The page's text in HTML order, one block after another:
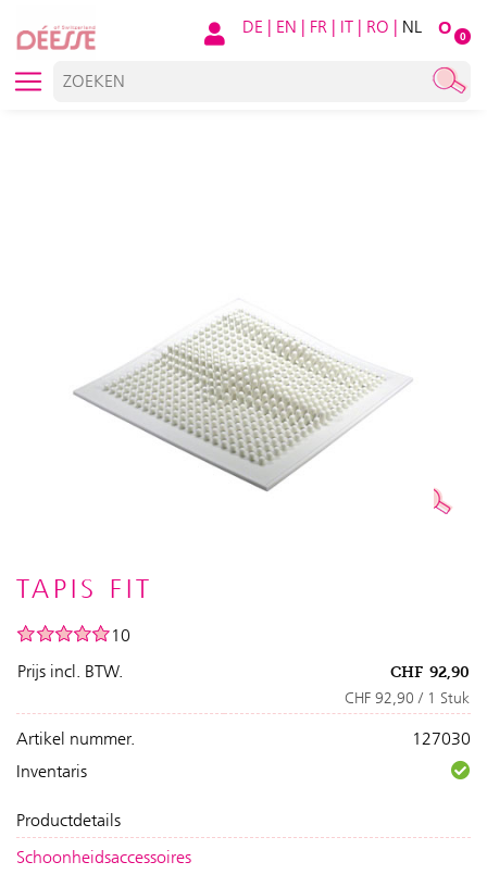
O 0
DE | EN | FR | IT | RO | NL
TAPIS FIT
10
Prijs incl. BTW.
CHF 92,90
CHF 92,90 / 1 Stuk
Artikel nummer.
127030
Inventaris
Productdetails
Schoonheidsaccessoires